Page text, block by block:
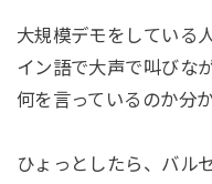
大規模デモをしている
イン語で大声で叫びな
何を言っているのか分
ひょっとしたら、バル